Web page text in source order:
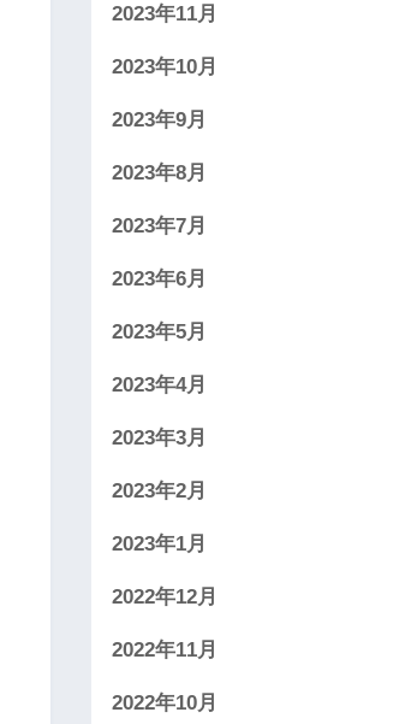
2023年11月
2023年10月
2023年9月
2023年8月
2023年7月
2023年6月
2023年5月
2023年4月
2023年3月
2023年2月
2023年1月
2022年12月
2022年11月
2022年10月